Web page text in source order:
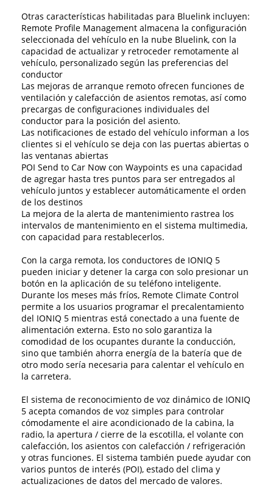
Otras características habilitadas para Bluelink incluyen:
Remote Profile Management almacena la configuración
seleccionada del vehículo en la nube Bluelink, con la
capacidad de actualizar y retroceder remotamente al
vehículo, personalizado según las preferencias del
conductor
Las mejoras de arranque remoto ofrecen funciones de
ventilación y calefacción de asientos remotas, así como
precargas de configuraciones individuales del
conductor para la posición del asiento.
Las notificaciones de estado del vehículo informan a los
clientes si el vehículo se deja con las puertas abiertas o
las ventanas abiertas
POI Send to Car Now con Waypoints es una capacidad
de agregar hasta tres puntos para ser entregados al
vehículo juntos y establecer automáticamente el orden
de los destinos
La mejora de la alerta de mantenimiento rastrea los
intervalos de mantenimiento en el sistema multimedia,
con capacidad para restablecerlos.
Con la carga remota, los conductores de IONIQ 5
pueden iniciar y detener la carga con solo presionar un
botón en la aplicación de su teléfono inteligente.
Durante los meses más fríos, Remote Climate Control
permite a los usuarios programar el precalentamiento
del IONIQ 5 mientras está conectado a una fuente de
alimentación externa. Esto no solo garantiza la
comodidad de los ocupantes durante la conducción,
sino que también ahorra energía de la batería que de
otro modo sería necesaria para calentar el vehículo en
la carretera.
El sistema de reconocimiento de voz dinámico de IONIQ
5 acepta comandos de voz simples para controlar
cómodamente el aire acondicionado de la cabina, la
radio, la apertura / cierre de la escotilla, el volante con
calefacción, los asientos con calefacción / refrigeración
y otras funciones. El sistema también puede ayudar con
varios puntos de interés (POI), estado del clima y
actualizaciones de datos del mercado de valores.